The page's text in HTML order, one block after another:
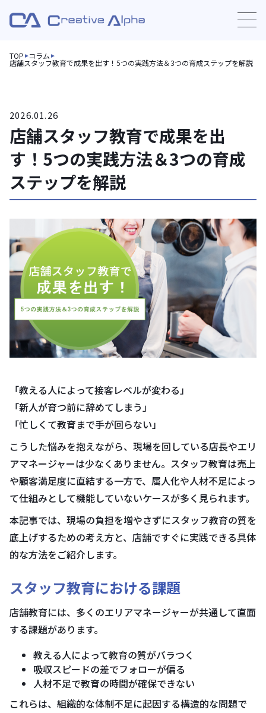
TOP コラム
店舗スタッフ教育で成果を出す！5つの実践方法＆3つの育成ステップを解説
2026.01.26
店舗スタッフ教育で成果を出
す！5つの実践方法＆3つの育成
ステップを解説
「教える人によって接客レベルが変わる」
「新人が育つ前に辞めてしまう」
「忙しくて教育まで手が回らない」
こうした悩みを抱えながら、現場を回している店長やエリ
アマネージャーは少なくありません。スタッフ教育は売上
や顧客満足度に直結する一方で、属人化や人材不足によっ
て仕組みとして機能していないケースが多く見られます。
本記事では、現場の負担を増やさずにスタッフ教育の質を
底上げするための考え方と、店舗ですぐに実践できる具体
的な方法をご紹介します。
スタッフ教育における課題
店舗教育には、多くのエリアマネージャーが共通して直面
する課題があります。
教える人によって教育の質がバラつく
吸収スピードの差でフォローが偏る
人材不足で教育の時間が確保できない
これらは、組織的な体制不足に起因する構造的な問題で